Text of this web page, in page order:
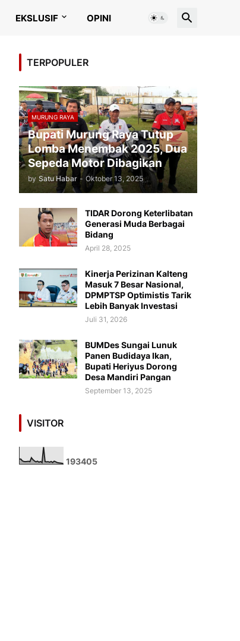
EKSLUSIF OPINI
TERPOPULER
MURUNG RAYA
Bupati Murung Raya Tutup
Lomba Menembak 2025, Dua
Sepeda Motor Dibagikan
by Satu Habar - Oktober 13, 2025
TIDAR Dorong Keterlibatan
Generasi Muda Berbagai
Bidang
April 28, 2025
Kinerja Perizinan Kalteng
Masuk 7 Besar Nasional,
DPMPTSP Optimistis Tarik
Lebih Banyak Investasi
Juli 31, 2026
BUMDes Sungai Lunuk
Panen Budidaya Ikan,
Bupati Heriyus Dorong
Desa Mandiri Pangan
September 13, 2025
VISITOR
193405